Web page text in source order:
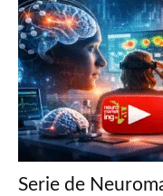
Serie de